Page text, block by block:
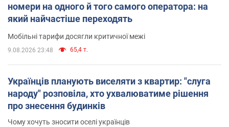
номери на одного й того самого оператора: на
який найчастіше переходять
Мобільні тарифи досягли критичної межі
9.08.2026 23:48 65,4 т.
Українців планують виселяти з квартир: "слуга
народу" розповіла, хто ухвалюватиме рішення
про знесення будинків
Чому хочуть зносити оселі українців